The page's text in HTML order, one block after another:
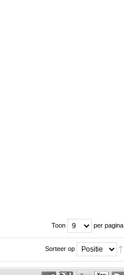
Toon per pagina
Sorteer op